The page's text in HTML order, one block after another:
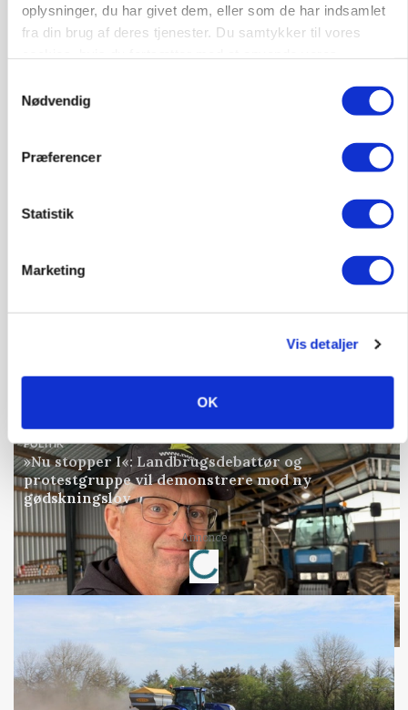
oplysninger, du har givet dem, eller som de har indsamlet
fra din brug af deres tjenester. Du samtykker til vores
Nødvendig
Præferencer
Statistik
Marketing
Vis detaljer
OK
MARKED
Russisk mælkepris dykker 23 procent
Fra mark til mur: Byggeriet kan åbne nyt
Annonce
POLITIK
»Nu stopper I«: Landbrugsdebattør og
protestgruppe vil demonstrere mod ny
gødskningslov
Annonce
Loading...